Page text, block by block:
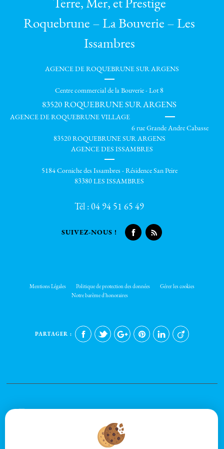
Roquebrune – La Bouverie – Les
Issambres
AGENCE DE ROQUEBRUNE SUR ARGENS
Centre commercial de la Bouverie - Lot 8
83520 ROQUEBRUNE SUR ARGENS
AGENCE DE ROQUEBRUNE VILLAGE
6 rue Grande Andre Cabasse
83520 ROQUEBRUNE SUR ARGENS
AGENCE DES ISSAMBRES
5184 Corniche des Issambres - Résidence San Peire
83380 LES ISSAMBRES
Tél :04 94 51 65 49
SUIVEZ-NOUS !
Mentions Légales Politique de protection des données
Gérer les cookies
Notre barème d'honoraires
PARTAGER :
Afin de vous offrir un confort de lecture permanent, depuis votre PC, votre
tablette ou votre smartphone, notre site s'adapte automatiquement aux
différents types d'écrans